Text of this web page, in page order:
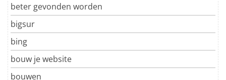
beter gevonden worden
bigsur
bing
bouw je website
bouwen